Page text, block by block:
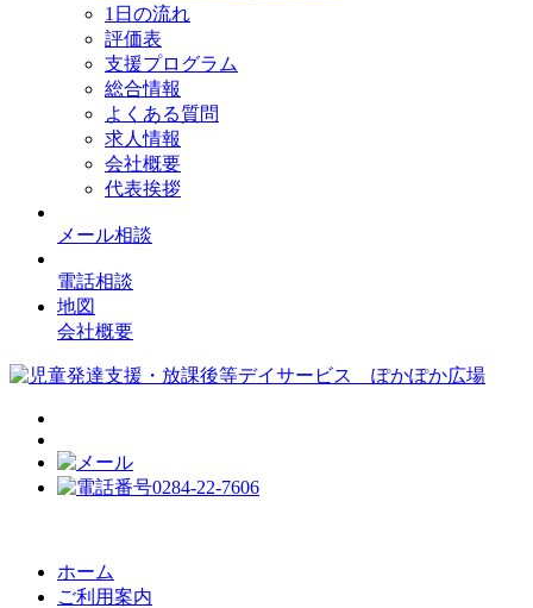
1日の流れ
評価表
支援プログラム
総合情報
よくある質問
求人情報
会社概要
代表挨拶
メール相談
電話相談
地図
会社概要
ホーム
ご利用案内